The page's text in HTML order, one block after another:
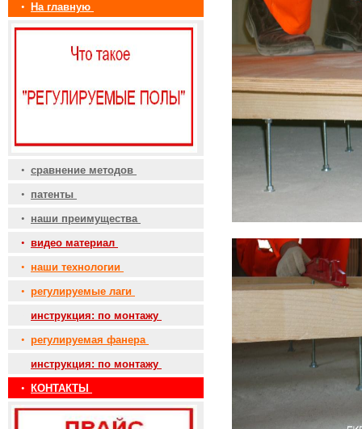
• На главную
• сравнение методов
• патенты
• наши преимущества
• видео материал
• наши технологии
• регулируемые лаги
инструкция: по монтажу
• регулируемая фанера
инструкция: по монтажу
•
КОНТАКТЫ